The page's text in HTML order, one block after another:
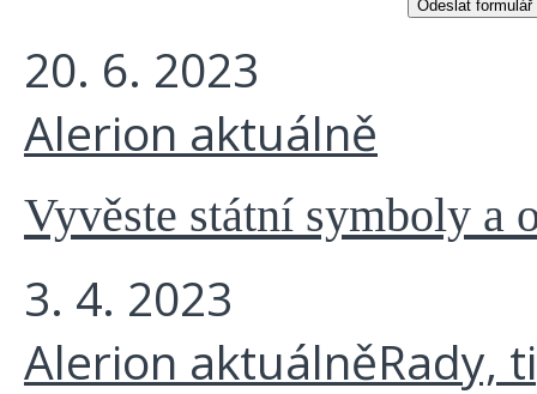
20. 6. 2023
Alerion aktuálně
Vyvěste státní symboly a
3. 4. 2023
Alerion aktuálněRady,